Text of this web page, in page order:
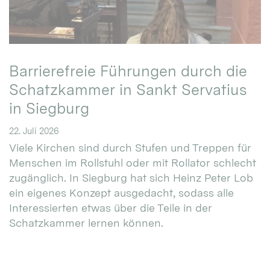
Barrierefreie Führungen durch die
Schatzkammer in Sankt Servatius
in Siegburg
22. Juli 2026
Viele Kirchen sind durch Stufen und Treppen für
Menschen im Rollstuhl oder mit Rollator schlecht
zugänglich. In Siegburg hat sich Heinz Peter Lob
ein eigenes Konzept ausgedacht, sodass alle
Interessierten etwas über die Teile in der
Schatzkammer lernen können.